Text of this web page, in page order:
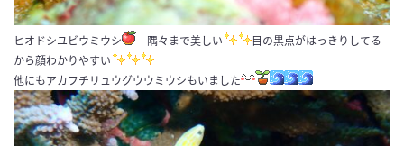
ヒオドシユビウミウシ 隅々まで美しい
目の黒点がはっきりしてる
から顔わかりやすい
他にもアカフチリュウグウウミウシもいました